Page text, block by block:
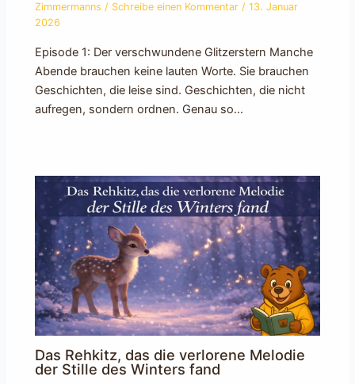
Zimmermanns/ Schreibe einen Kommentar /13. Januar
2026
Episode 1: Der verschwundene Glitzerstern Manche
Abende brauchen keine lauten Worte. Sie brauchen
Geschichten, die leise sind. Geschichten, die nicht
aufregen, sondern ordnen. Genau so…
Das Rehkitz, das die verlorene Melodie
der Stille des Winters fand